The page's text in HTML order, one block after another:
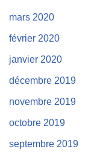
mars 2020
février 2020
janvier 2020
décembre 2019
novembre 2019
octobre 2019
septembre 2019